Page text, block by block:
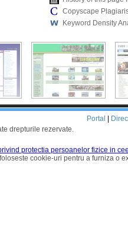
Copyscape
Keyword Density
drepturile rezervate.
Portal
protectia persoanelor fizice in
cookie-uri pentru a furniza o